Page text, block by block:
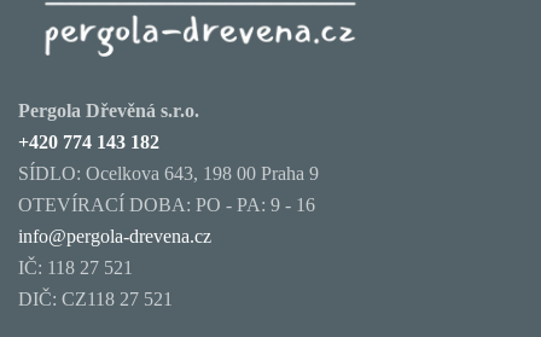
Pergola Dřevěná s.r.o.
+420 774 143 182
SÍDLO: Ocelkova 643, 198 00 Praha 9
OTEVÍRACÍ DOBA: PO - PA: 9 - 16
info@pergola-drevena.cz
IČ: 118 27 521
DIČ: CZ118 27 521